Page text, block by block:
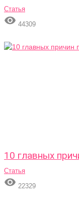
Статья
 44309
10 главных
Статья
 22329